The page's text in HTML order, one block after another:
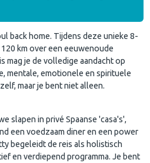
back home. Tijdens deze unieke 8-
km over een eeuwenoude
mag je de volledige aandacht op
mentale, emotionele en spirituele
maar je bent niet alleen.
slapen in privé Spaanse 'casa's',
een voedzaam diner en een power
begeleidt de reis als holistisch
en verdiepend programma. Je bent